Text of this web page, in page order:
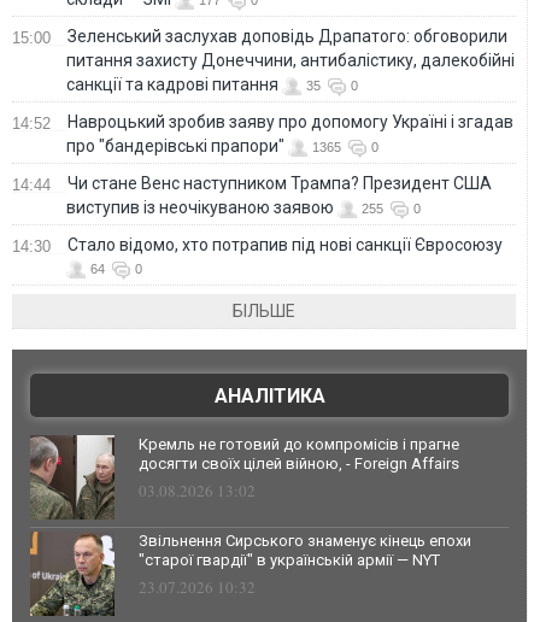
15:00
Зеленський заслухав доповідь Драпатого: обговорили
питання захисту Донеччини, антибалістику, далекобійні
санкції та кадрові питання
35 0
14:52
Навроцький зробив заяву про допомогу Україні і згадав
про "бандерівські прапори"
1365 0
14:44
Чи стане Венс наступником Трампа? Президент США
виступив із неочікуваною заявою
255 0
14:30 Стало відомо, хто потрапив під нові санкції Євросоюзу
64 0
БІЛЬШЕ
АНАЛІТИКА
Кремль не готовий до компромісів і прагне
досягти своїх цілей війною, - Foreign Affairs
03.08.2026 13:02
Звільнення Сирського знаменує кінець епохи
"старої гвардії" в українській армії — NYT
23.07.2026 10:32